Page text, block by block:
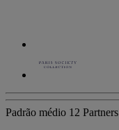
Padrão médio 12 Partners